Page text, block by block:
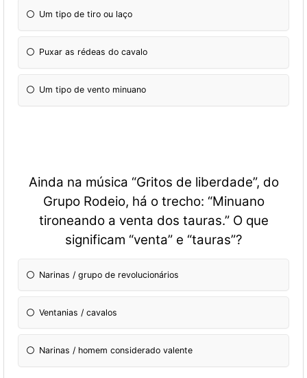
Um tipo de tiro ou laço
Puxar as rédeas do cavalo
Um tipo de vento minuano
Ainda na música “Gritos de liberdade”, do
Grupo Rodeio, há o trecho: “Minuano
tironeando a venta dos tauras.” O que
significam “venta” e “tauras”?
Narinas / grupo de revolucionários
Ventanias / cavalos
Narinas / homem considerado valente